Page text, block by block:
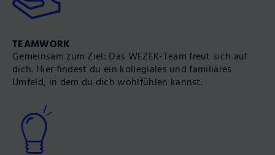
TEAMWORK
Gemeinsam zum Ziel: Das WEZEK-Team freut sich auf
dich. Hier findest du ein kollegiales und familiäres
Umfeld, in dem du dich wohl­fühlen kannst.